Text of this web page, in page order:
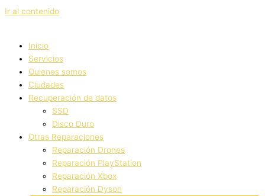
Ir al contenido
Inicio
Servicios
Quienes somos
Ciudades
Recuperación de datos
SSD
Disco Duro
Otras Reparaciones
Reparación Drones
Reparación PlayStation
Reparación Xbox
Reparación Dyson